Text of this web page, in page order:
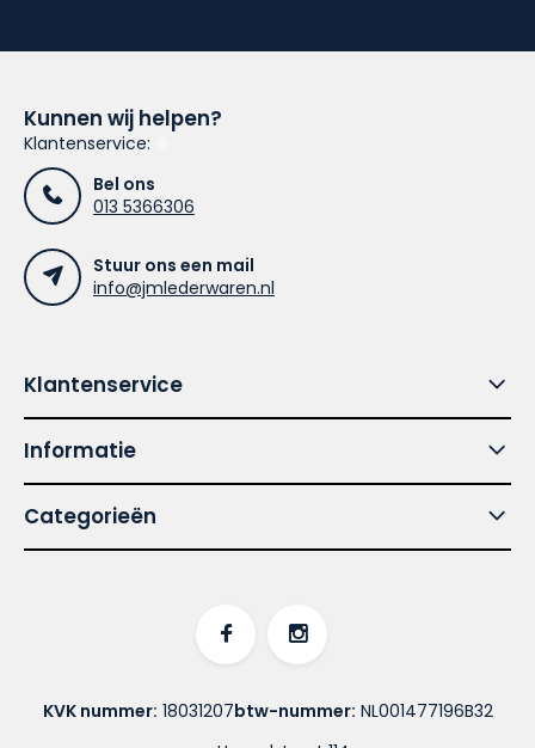
Kunnen wij helpen?
Klantenservice:
Bel ons
013 5366306
Stuur ons een mail
info@jmlederwaren.nl
Klantenservice
Informatie
Categorieën
KVK nummer: 18031207btw-nummer: NL001477196B32